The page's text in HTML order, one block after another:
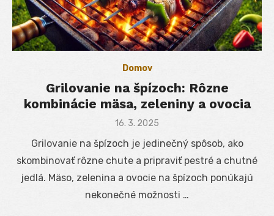
Domov
Grilovanie na špízoch: Rôzne
kombinácie mäsa, zeleniny a ovocia
Posted
16. 3. 2025
Grilovanie na špízoch je jedinečný spôsob, ako
skombinovať rôzne chute a pripraviť pestré a chutné
jedlá. Mäso, zelenina a ovocie na špízoch ponúkajú
nekonečné možnosti …